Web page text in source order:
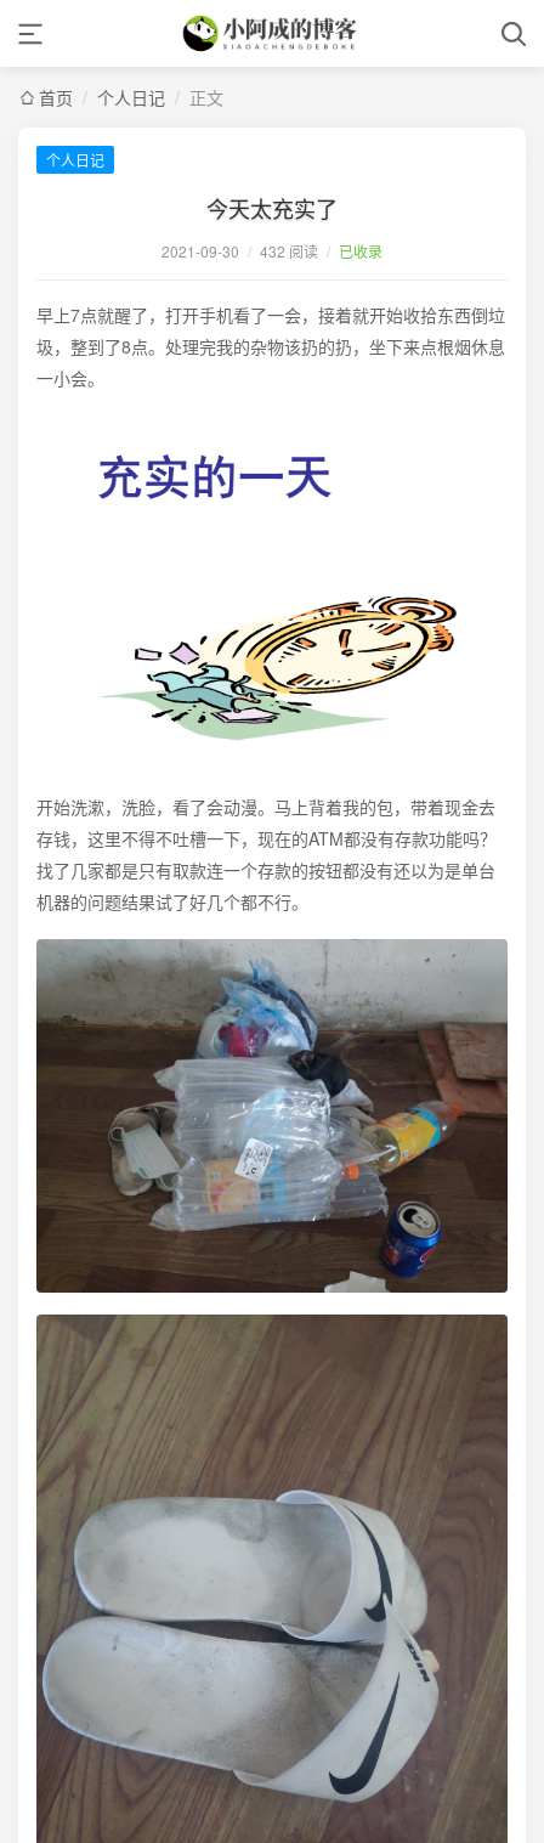
首页 / 个人日记 / 正文
个人日记
今天太充实了
2021-09-30 / 432 阅读 / 已收录
早上7点就醒了，打开手机看了一会，接着就开始收拾东西倒垃
圾，整到了8点。处理完我的杂物该扔的扔，坐下来点根烟休息
一小会。
开始洗漱，洗脸，看了会动漫。马上背着我的包，带着现金去
存钱，这里不得不吐槽一下，现在的ATM都没有存款功能吗？
找了几家都是只有取款连一个存款的按钮都没有还以为是单台
机器的问题结果试了好几个都不行。